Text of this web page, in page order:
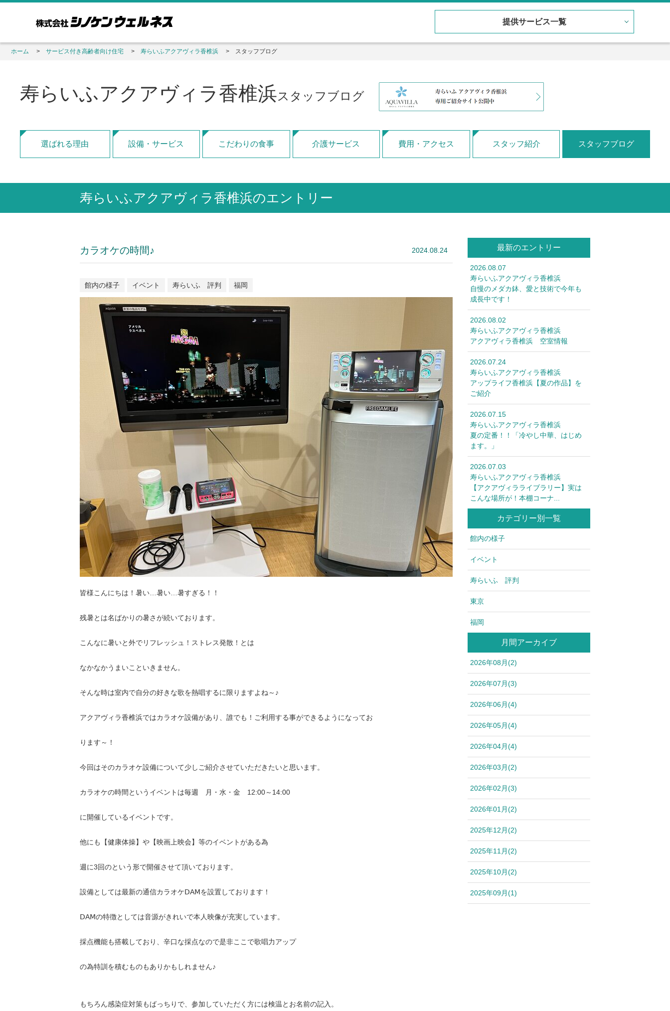
提供サービス一覧
ホーム サービス付き高齢者向け住宅 寿らいふアクアヴィラ香椎浜 スタッフブログ
寿らいふアクアヴィラ香椎浜スタッフブログ
選ばれる理由 設備・サービス こだわりの食事 介護サービス 費用・アクセス スタッフ紹介 スタッフブログ
寿らいふアクアヴィラ香椎浜のエントリー
2024.08.24
カラオケの時間♪
館内の様子 イベント 寿らいふ 評判 福岡
皆様こんにちは！暑い…暑い…暑すぎる！！
残暑とは名ばかりの暑さが続いております。
こんなに暑いと外でリフレッシュ！ストレス発散！とは
なかなかうまいこといきません。
そんな時は室内で自分の好きな歌を熱唱するに限りますよね～♪
アクアヴィラ香椎浜ではカラオケ設備があり、誰でも！ご利用する事ができるようになってお
ります～！
今回はそのカラオケ設備について少しご紹介させていただきたいと思います。
カラオケの時間というイベントは毎週 月・水・金 12:00～14:00
に開催しているイベントです。
他にも【健康体操】や【映画上映会】等のイベントがある為
週に3回のという形で開催させて頂いております。
設備としては最新の通信カラオケⅮAⅯを設置しております！
ⅮAⅯの特徴としては音源がきれいで本人映像が充実しています。
採点機能も搭載しており、辛口な採点なので是非ここで歌唱力アップ
の為特訓を積むものもありかもしれません♪
もちろん感染症対策もばっちりで、参加していただく方には検温とお名前の記入。
最新のエントリー
2026.08.07
寿らいふアクアヴィラ香椎浜
自慢のメダカ鉢、愛と技術で今年も
成長中です！
2026.08.02
寿らいふアクアヴィラ香椎浜
アクアヴィラ香椎浜 空室情報
2026.07.24
寿らいふアクアヴィラ香椎浜
アップライフ香椎浜【夏の作品】を
ご紹介
2026.07.15
寿らいふアクアヴィラ香椎浜
夏の定番！！「冷やし中華、はじめ
ます。」
2026.07.03
寿らいふアクアヴィラ香椎浜
【アクアヴィラライブラリー】実は
こんな場所が！本棚コーナ...
カテゴリー別一覧
館内の様子
イベント
寿らいふ 評判
東京
福岡
月間アーカイブ
2026年08月(2)
2026年07月(3)
2026年06月(4)
2026年05月(4)
2026年04月(4)
2026年03月(2)
2026年02月(3)
2026年01月(2)
2025年12月(2)
2025年11月(2)
2025年10月(2)
2025年09月(1)